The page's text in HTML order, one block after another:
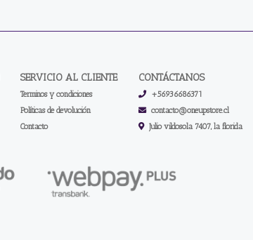
SERVICIO AL CLIENTE
Terminos y condiciones
Políticas de devolución
Contacto
CONTÁCTANOS
+56936686371
contacto@oneupstore.cl
Julio vildosola 7407, la florida